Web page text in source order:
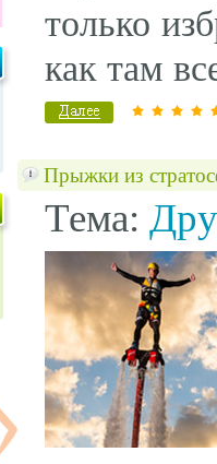
только
как там
Прыжки из
Тема: